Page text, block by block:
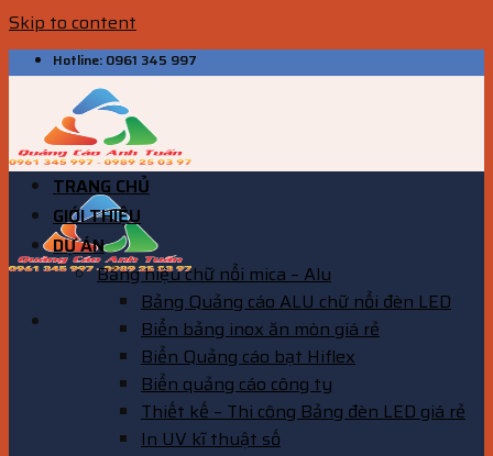
Skip to content
Hotline: 0961 345 997
TRANG CHỦ
GIỚI THIỆU
DỰ ÁN
Bảng hiệu chữ nổi mica – Alu
Bảng Quảng cáo ALU chữ nổi đèn LED
Biển bảng inox ăn mòn giá rẻ
Biển Quảng cáo bạt Hiflex
Biển quảng cáo công ty
Thiết kế – Thi công Bảng đèn LED giá rẻ
In UV kĩ thuật số